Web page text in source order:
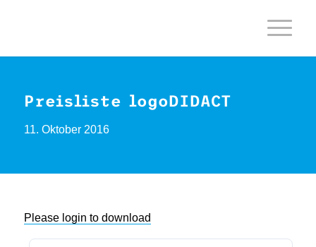
Preisliste logoDIDACT
11. Oktober 2016
Please login to download